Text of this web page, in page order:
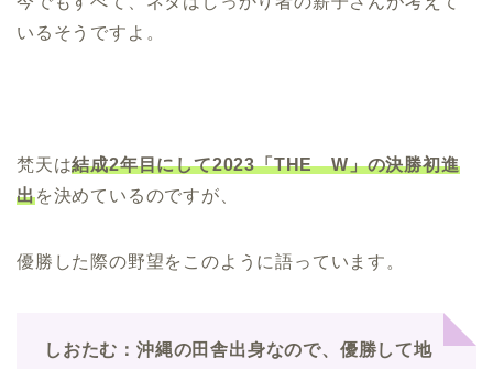
いるそうですよ。
梵天は結成2年目にして2023「THE W」の決勝初進
出を決めているのですが、
優勝した際の野望をこのように語っています。
しおたむ：沖縄の田舎出身なので、優勝して地